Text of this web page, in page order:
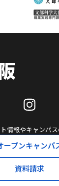
情報やキャンパ
ープンキャンパ
資料請求